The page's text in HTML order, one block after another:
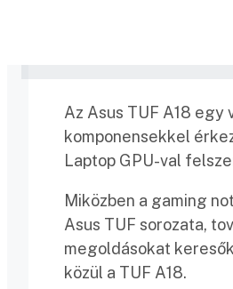
Az Asus TUF A18
komponensekkel
Laptop GPU-val
Miközben a gaming
Asus TUF sorozata,
megoldásokat
közül a TUF A18.